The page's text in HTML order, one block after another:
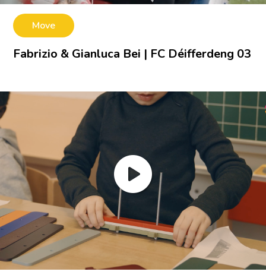
Move
Fabrizio & Gianluca Bei | FC Déifferdeng 03